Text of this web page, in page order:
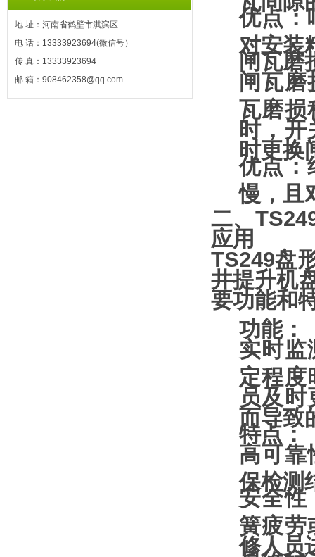
地 址：河南省鹤壁市淇滨区
电 话：13333923694(微信号）
传 真：13333923694
邮 箱：908462358@qq.com
优点：
对安装
闸瓦磨
闸瓦磨
瓦磨损
时，开
时更换
优点：
慢，且
二、
应用
TS249盘
井提升机
要功能和
功能：
实时监
定程度
员及时
而导致
特点：
高可靠
保检测
安全性
簧疲劳
修人员